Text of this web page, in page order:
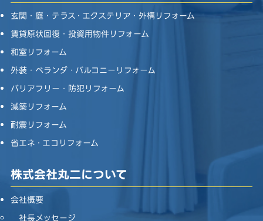
玄関・庭・テラス・エクステリア・外構リフォーム
賃貸原状回復・投資用物件リフォーム
和室リフォーム
外装・ベランダ・バルコニーリフォーム
バリアフリー・防犯リフォーム
減築リフォーム
耐震リフォーム
省エネ・エコリフォーム
株式会社丸二について
会社概要
社長メッセージ